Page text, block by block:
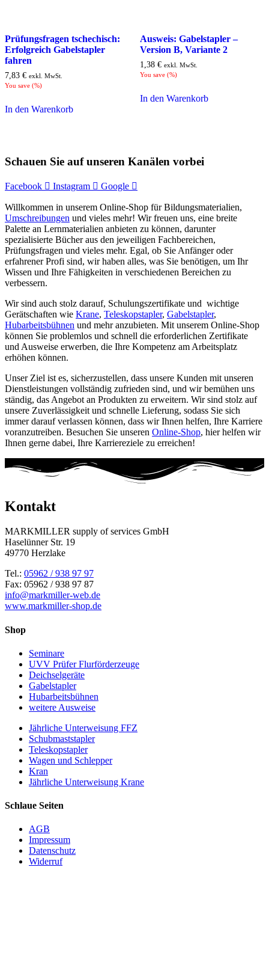
Prüfungsfragen tschechisch:
Erfolgreich Gabelstapler
fahren
7,83 € exkl. MwSt.
You save (%)
In den Warenkorb
Ausweis: Gabelstapler –
Version B, Variante 2
1,38 € exkl. MwSt.
You save (%)
In den Warenkorb
Schauen Sie auf unseren Kanälen vorbei
Facebook Instagram Google
Willkommen in unserem Online-Shop für Bildungsmaterialien,
Umschreibungen und vieles mehr! Wir freuen uns, eine breite
Palette an Lernmaterialien anbieten zu können, darunter
spezialisierte Bücher aus den jeweiligen Fachbereichen,
Prüfungsfragen und vieles mehr. Egal, ob Sie Anfänger oder
erfahrener Profi sind, wir haben alles, was Sie benötigen, um Ihr
Wissen und Ihre Fähigkeiten in verschiedenen Bereichen zu
verbessern.
Wir sind auch stolz darauf, Schulungszertifikate und wichtige
Gerätschaften wie Krane, Teleskopstapler, Gabelstapler,
Hubarbeitsbühnen und mehr anzubieten. Mit unserem Online-Shop
können Sie problemlos und schnell die erforderlichen Zertifikate
und Ausweise erwerben, die Ihre Kompetenz am Arbeitsplatz
erhöhen können.
Unser Ziel ist es, sicherzustellen, dass unsere Kunden mit unseren
Dienstleistungen vollständig zufrieden sind, und wir bemühen uns
ständig, das Angebot an Produkten zu erweitern. Wir sind stolz auf
unsere Zuverlässigkeit und schnelle Lieferung, sodass Sie sich
immer darauf verlassen können, dass wir Ihnen helfen, Ihre Karriere
voranzutreiben. Besuchen Sie unseren Online-Shop, hier helfen wir
Ihnen gerne dabei, Ihre Karriereziele zu erreichen!
Kontakt
MARKMILLER supply of services GmbH
Haselünner Str. 19
49770 Herzlake
Tel.: 05962 / 938 97 97
Fax: 05962 / 938 97 87
info@markmiller-web.de
www.markmiller-shop.de
Shop
Seminare
UVV Prüfer Flurförderzeuge
Deichselgeräte
Gabelstapler
Hubarbeitsbühnen
weitere Ausweise
Jährliche Unterweisung FFZ
Schubmaststapler
Teleskopstapler
Wagen und Schlepper
Kran
Jährliche Unterweisung Krane
Schlaue Seiten
AGB
Impressum
Datenschutz
Widerruf